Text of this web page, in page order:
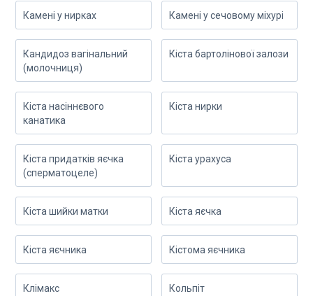
Камені у нирках Камені у сечовому міхурі
Кандидоз вагінальний
(молочниця)
Кіста бартолінової залози
Кіста насіннєвого
канатика
Кіста нирки
Кіста придатків яєчка
(сперматоцеле)
Кіста урахуса
Кіста шийки матки Кіста яєчка
Кіста яєчника Кістома яєчника
Клімакс Кольпіт